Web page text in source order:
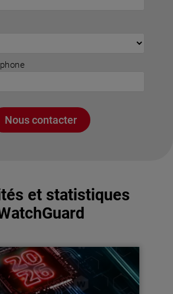
Nous contacter
et statistiques